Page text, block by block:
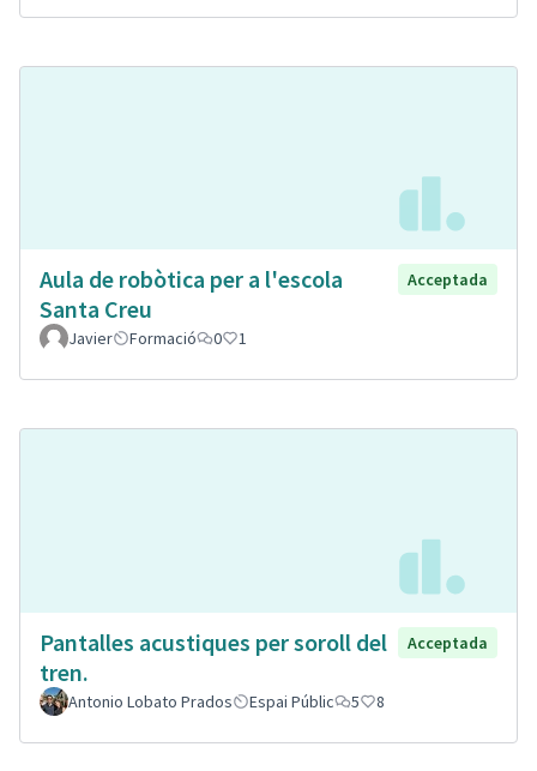
Aula de robòtica per a l'escola
Santa Creu
Acceptada
Javier Formació 0 1
Pantalles acustiques per soroll del
tren.
Acceptada
Antonio Lobato Prados Espai Públic 5 8